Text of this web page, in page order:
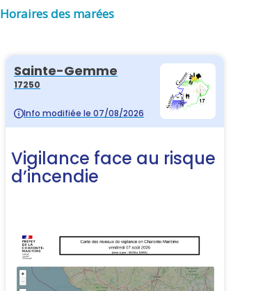
Horaires des marées